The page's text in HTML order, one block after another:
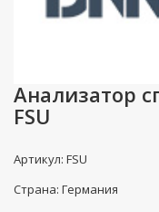
Анализатор
FSU
Артикул: FSU
Страна: Германия